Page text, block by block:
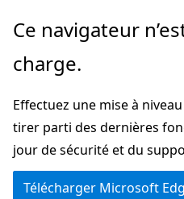
Passer
directement
au
principal
Ce navigateur
charge.
Effectuez une mise à
tirer parti des dernières
jour de sécurité et du
Télécharger Microsoft